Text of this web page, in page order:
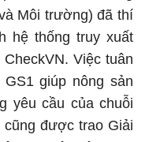
Môi trường) đã thí
hệ thống truy xuất
Việc tuân
giúp nông sản
yêu cầu của chuỗi
cũng được trao Giải